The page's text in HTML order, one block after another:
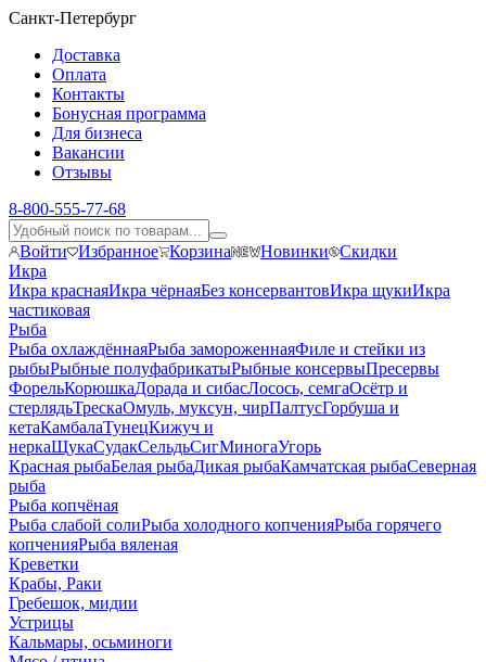
Санкт-Петербург
Доставка
Оплата
Контакты
Бонусная программа
Для бизнеса
Вакансии
Отзывы
8-800-555-77-68
Войти Избранное Корзина Новинки Скидки
Икра
Икра краснаяИкра чёрнаяБез консервантовИкра щукиИкра
частиковая
Рыба
Рыба охлаждённаяРыба замороженнаяФиле и стейки из
рыбыРыбные полуфабрикатыРыбные консервыПресервы
ФорельКорюшкаДорада и сибасЛосось, семгаОсётр и
стерлядьТрескаОмуль, муксун, чирПалтусГорбуша и
кетаКамбалаТунецКижуч и
неркаЩукаСудакСельдьСигМиногаУгорь
Красная рыбаБелая рыбаДикая рыбаКамчатская рыбаСеверная
рыба
Рыба копчёная
Рыба слабой солиРыба холодного копченияРыба горячего
копченияРыба вяленая
Креветки
Крабы, Раки
Гребешок, мидии
Устрицы
Кальмары, осьминоги